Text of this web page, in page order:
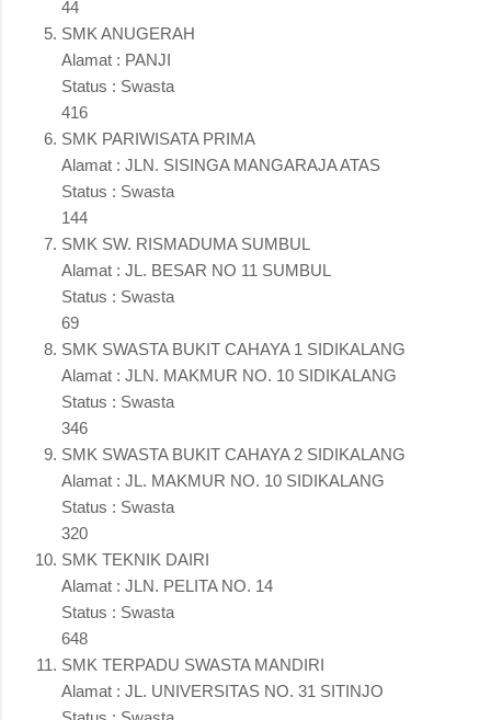
44
SMK ANUGERAH
Alamat : PANJI
Status : Swasta
416
SMK PARIWISATA PRIMA
Alamat : JLN. SISINGA MANGARAJA ATAS
Status : Swasta
144
SMK SW. RISMADUMA SUMBUL
Alamat : JL. BESAR NO 11 SUMBUL
Status : Swasta
69
SMK SWASTA BUKIT CAHAYA 1 SIDIKALANG
Alamat : JLN. MAKMUR NO. 10 SIDIKALANG
Status : Swasta
346
SMK SWASTA BUKIT CAHAYA 2 SIDIKALANG
Alamat : JL. MAKMUR NO. 10 SIDIKALANG
Status : Swasta
320
SMK TEKNIK DAIRI
Alamat : JLN. PELITA NO. 14
Status : Swasta
648
SMK TERPADU SWASTA MANDIRI
Alamat : JL. UNIVERSITAS NO. 31 SITINJO